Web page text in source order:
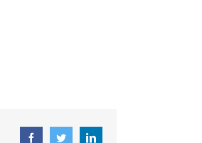
FacebookTwitterLinkedin